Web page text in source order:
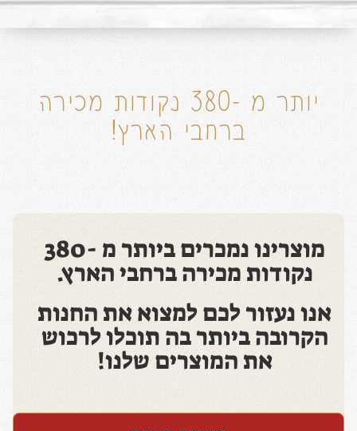
יותר מ -380 נקודות מכירה
ברחבי הארץ!
מוצרינו נמכרים ביותר מ -380
נקודות מכירה ברחבי הארץ.
אנו נעזור לכם למצוא את החנות
הקרובה ביותר בה תוכלו לרכוש
את המוצרים שלנו!